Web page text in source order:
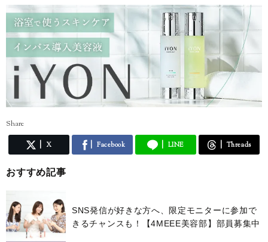
Share
X Facebook LINE Threads
おすすめ記事
SNS発信が好きな方へ、限定モニターに参加で
きるチャンスも！【4MEEE美容部】部員募集中